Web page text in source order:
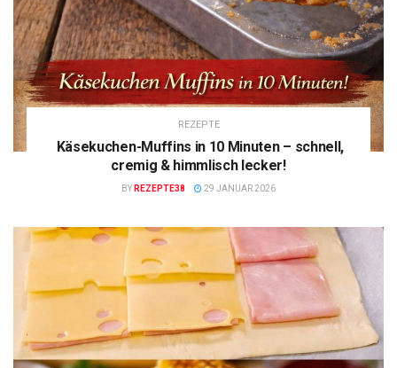
REZEPTE
Käsekuchen-Muffins in 10 Minuten – schnell,
cremig & himmlisch lecker!
BY REZEPTE38 29 JANUAR 2026